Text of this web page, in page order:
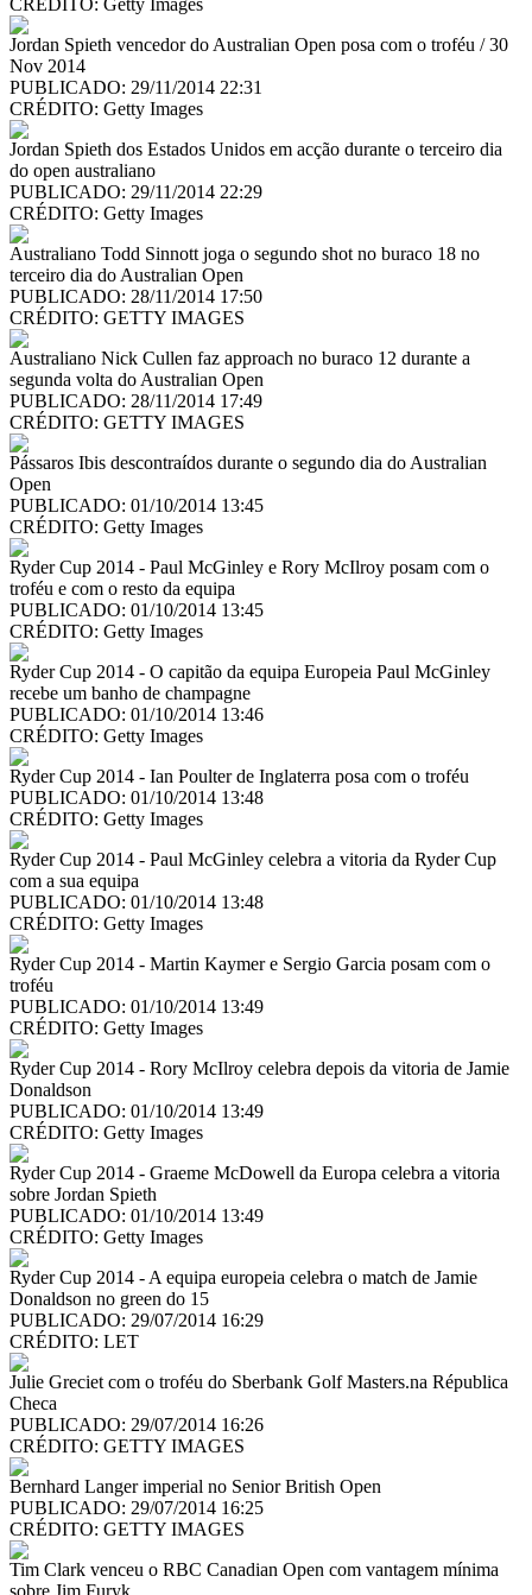
CRÉDITO: Getty Images
Jordan Spieth vencedor do Australian Open posa com o troféu / 30
Nov 2014
PUBLICADO: 29/11/2014 22:31
CRÉDITO: Getty Images
Jordan Spieth dos Estados Unidos em acção durante o terceiro dia
do open australiano
PUBLICADO: 29/11/2014 22:29
CRÉDITO: Getty Images
Australiano Todd Sinnott joga o segundo shot no buraco 18 no
terceiro dia do Australian Open
PUBLICADO: 28/11/2014 17:50
CRÉDITO: GETTY IMAGES
Australiano Nick Cullen faz approach no buraco 12 durante a
segunda volta do Australian Open
PUBLICADO: 28/11/2014 17:49
CRÉDITO: GETTY IMAGES
Pássaros Ibis descontraídos durante o segundo dia do Australian
Open
PUBLICADO: 01/10/2014 13:45
CRÉDITO: Getty Images
Ryder Cup 2014 - Paul McGinley e Rory McIlroy posam com o
troféu e com o resto da equipa
PUBLICADO: 01/10/2014 13:45
CRÉDITO: Getty Images
Ryder Cup 2014 - O capitão da equipa Europeia Paul McGinley
recebe um banho de champagne
PUBLICADO: 01/10/2014 13:46
CRÉDITO: Getty Images
Ryder Cup 2014 - Ian Poulter de Inglaterra posa com o troféu
PUBLICADO: 01/10/2014 13:48
CRÉDITO: Getty Images
Ryder Cup 2014 - Paul McGinley celebra a vitoria da Ryder Cup
com a sua equipa
PUBLICADO: 01/10/2014 13:48
CRÉDITO: Getty Images
Ryder Cup 2014 - Martin Kaymer e Sergio Garcia posam com o
troféu
PUBLICADO: 01/10/2014 13:49
CRÉDITO: Getty Images
Ryder Cup 2014 - Rory McIlroy celebra depois da vitoria de Jamie
Donaldson
PUBLICADO: 01/10/2014 13:49
CRÉDITO: Getty Images
Ryder Cup 2014 - Graeme McDowell da Europa celebra a vitoria
sobre Jordan Spieth
PUBLICADO: 01/10/2014 13:49
CRÉDITO: Getty Images
Ryder Cup 2014 - A equipa europeia celebra o match de Jamie
Donaldson no green do 15
PUBLICADO: 29/07/2014 16:29
CRÉDITO: LET
Julie Greciet com o troféu do Sberbank Golf Masters.na Républica
Checa
PUBLICADO: 29/07/2014 16:26
CRÉDITO: GETTY IMAGES
Bernhard Langer imperial no Senior British Open
PUBLICADO: 29/07/2014 16:25
CRÉDITO: GETTY IMAGES
Tim Clark venceu o RBC Canadian Open com vantagem mínima